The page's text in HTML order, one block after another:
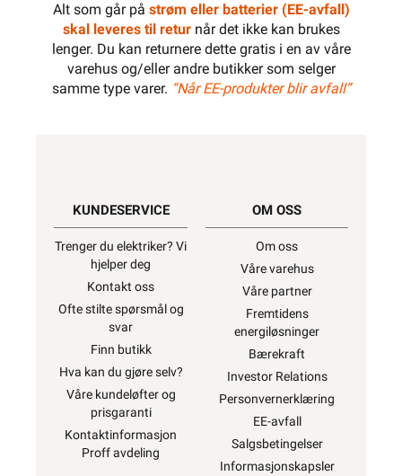
Alt som går på strøm eller batterier (EE-avfall)
skal leveres til returnår det ikke kan brukes
lenger. Du kan returnere dette gratis i en av våre
varehus og/eller andre butikker som selger
samme type varer. “Når EE-produkter blir avfall”
KUNDESERVICE
Trenger du elektriker? Vi
hjelper deg
Kontakt oss
Ofte stilte spørsmål og
svar
Finn butikk
Hva kan du gjøre selv?
Våre kundeløfter og
prisgaranti
Kontaktinformasjon
Proff avdeling
OM OSS
Om oss
Våre varehus
Våre partner
Fremtidens
energiløsninger
Bærekraft
Investor Relations
Personvernerklæring
EE-avfall
Salgsbetingelser
Informasjonskapsler